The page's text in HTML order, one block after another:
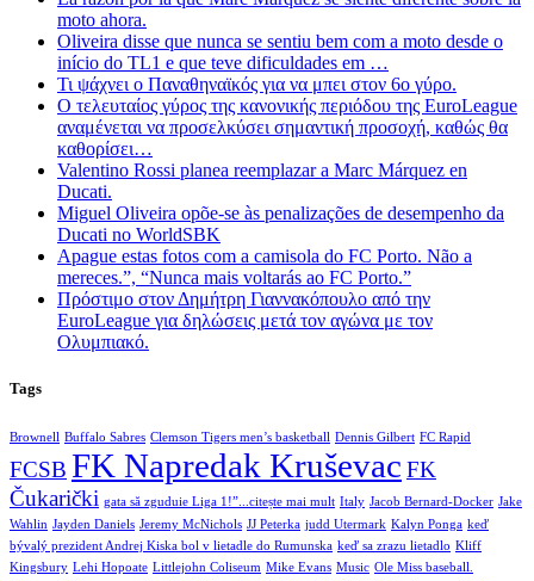
moto ahora.
Oliveira disse que nunca se sentiu bem com a moto desde o
início do TL1 e que teve dificuldades em …
Τι ψάχνει ο Παναθηναϊκός για να μπει στον 6ο γύρο.
Ο τελευταίος γύρος της κανονικής περιόδου της EuroLeague
αναμένεται να προσελκύσει σημαντική προσοχή, καθώς θα
καθορίσει…
Valentino Rossi planea reemplazar a Marc Márquez en
Ducati.
Miguel Oliveira opõe-se às penalizações de desempenho da
Ducati no WorldSBK
Apague estas fotos com a camisola do FC Porto. Não a
mereces.”, “Nunca mais voltarás ao FC Porto.”
Πρόστιμο στον Δημήτρη Γιαννακόπουλο από την
EuroLeague για δηλώσεις μετά τον αγώνα με τον
Ολυμπιακό.
Tags
Brownell Buffalo Sabres Clemson Tigers men’s basketball Dennis Gilbert FC Rapid
FCSB FK Napredak Kruševac FK
Čukarički gata să zguduie Liga 1!”...citește mai mult Italy Jacob Bernard-Docker Jake
Wahlin Jayden Daniels Jeremy McNichols JJ Peterka judd Utermark Kalyn Ponga keď
bývalý prezident Andrej Kiska bol v lietadle do Rumunska keď sa zrazu lietadlo Kliff
Kingsbury Lehi Hopoate Littlejohn Coliseum Mike Evans Music Ole Miss baseball.